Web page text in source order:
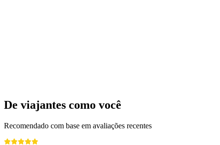
De viajantes como você
Recomendado com base em avaliações recentes